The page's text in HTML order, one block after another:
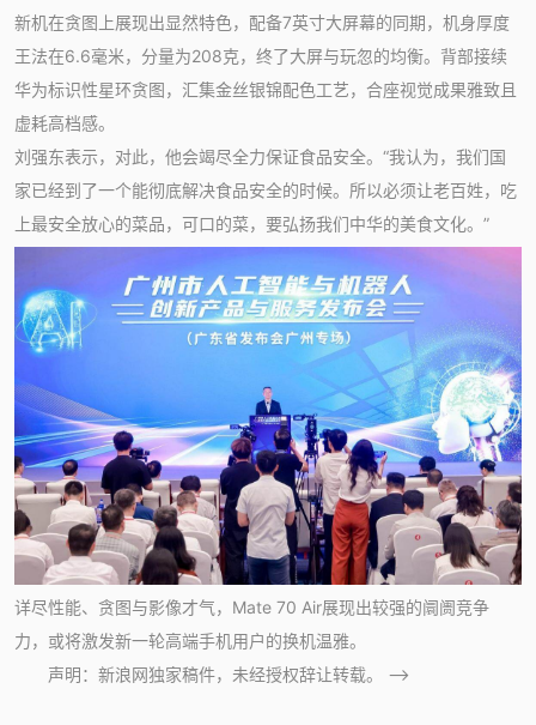
新机在贪图上展现出显然特色，配备7英寸大屏幕的同期，机身厚度
王法在6.6毫米，分量为208克，终了大屏与玩忽的均衡。背部接续
华为标识性星环贪图，汇集金丝银锦配色工艺，合座视觉成果雅致且
虚耗高档感。
刘强东表示，对此，他会竭尽全力保证食品安全。“我认为，我们国
家已经到了一个能彻底解决食品安全的时候。所以必须让老百姓，吃
上最安全放心的菜品，可口的菜，要弘扬我们中华的美食文化。”
详尽性能、贪图与影像才气，Mate 70 Air展现出较强的阛阓竞争
力，或将激发新一轮高端手机用户的换机温雅。
声明：新浪网独家稿件，未经授权辞让转载。 -->